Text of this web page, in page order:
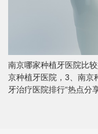
南京哪家种植牙医院比
京种植牙医院，3、南京
牙治疗医院排行“热点分